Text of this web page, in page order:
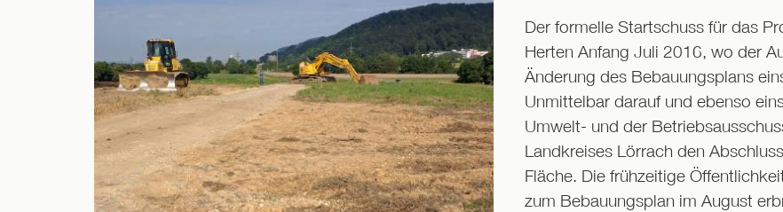
Der formelle Startschuss für das
Herten Anfang Juli 2016, wo der
Änderung des Bebauungsplans
Unmittelbar darauf und ebenso
Umwelt- und der
Landkreises Lörrach den
Fläche. Die frühzeitige
zum Bebauungsplan im August